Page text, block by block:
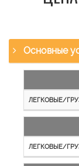
Основные
работы
Легковые
и
Грузовые
автомобили